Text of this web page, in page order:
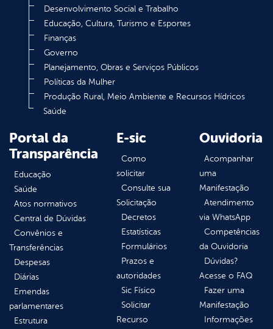
Desenvolvimento Social e Trabalho
Educação, Cultura, Turismo e Esportes
Finanças
Governo
Planejamento, Obras e Serviços Públicos
Políticas da Mulher
Produção Rural, Meio Ambiente e Recursos Hídricos
Saúde
Portal da
Transparência
Educação
Saúde
Atos normativos
Central de Dúvidas
Convênios e
Transferências
Despesas
Diárias
Emendas
parlamentares
Estrutura
E-sic
Como
solicitar
Consulte sua
Solicitação
Decretos
Estatísticas
Formulários
Prazos e
autoridades
Sic Físico
Solicitar
Recurso
Ouvidoria
Acompanhar
uma
Manifestação
Atendimento
via WhatsApp
Competências
da Ouvidoria
Dúvidas?
Acesse o FAQ
Fazer uma
Manifestação
Informações